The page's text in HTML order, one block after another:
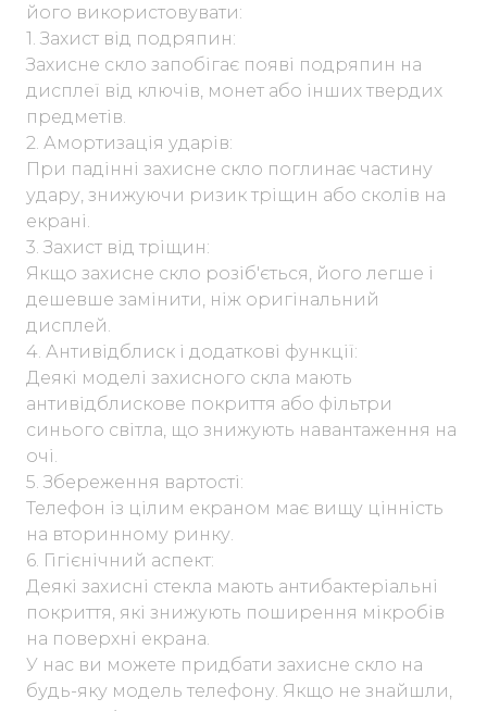
його використовувати:
1. Захист від подряпин:
Захисне скло запобігає появі подряпин на
дисплеї від ключів, монет або інших твердих
предметів.
2. Амортизація ударів:
При падінні захисне скло поглинає частину
удару, знижуючи ризик тріщин або сколів на
екрані.
3. Захист від тріщин:
Якщо захисне скло розіб'ється, його легше і
дешевше замінити, ніж оригінальний
дисплей.
4. Антивідблиск і додаткові функції:
Деякі моделі захисного скла мають
антивідблискове покриття або фільтри
синього світла, що знижують навантаження на
очі.
5. Збереження вартості:
Телефон із цілим екраном має вищу цінність
на вторинному ринку.
6. Гігієнічний аспект:
Деякі захисні стекла мають антибактеріальні
покриття, які знижують поширення мікробів
на поверхні екрана.
У нас ви можете придбати захисне скло на
будь-яку модель телефону. Якщо не знайшли,